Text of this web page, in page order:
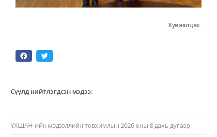
Хуваалцах:
Сүүлд нийтлэгдсэн мэдээ:
ҮХШАН-ийн мэдээллийн товхимлын 2026 оны 8 дахь дугаар